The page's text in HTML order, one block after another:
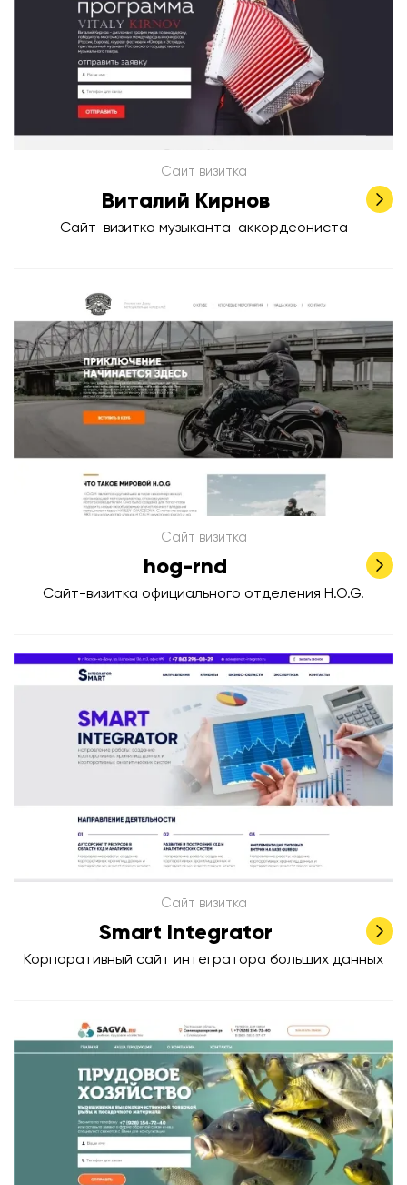
Сайт визитка
Виталий Кирнов
Сайт-визитка музыканта-аккордеониста
Сайт визитка
hog-rnd
Сайт-визитка официального отделения H.O.G.
Сайт визитка
Smart Integrator
Корпоративный сайт интегратора больших данных